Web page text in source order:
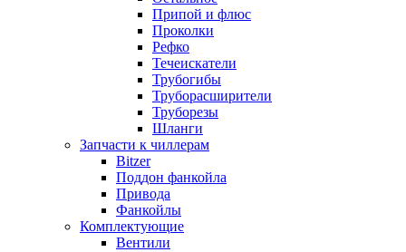
Припой и флюс
Проколки
Рефко
Течеискатели
Трубогибы
Труборасширители
Труборезы
Шланги
Запчасти к чиллерам
Bitzer
Поддон фанкойла
Привода
Фанкойлы
Комплектующие
Вентили